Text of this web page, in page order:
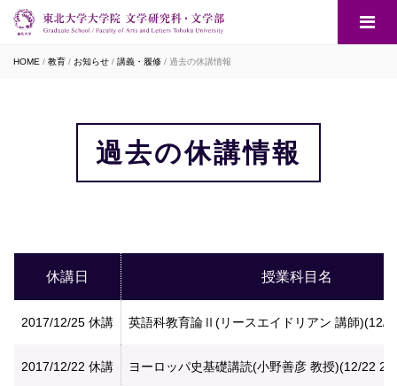
HOME 教育 お知らせ 講義・履修 過去の休講情報
過去の休講情報
休講日 授業科目名
2017/12/25 休講 英語科教育論Ⅱ(リースエイドリアン 講師)(12/
2017/12/22 休講 ヨーロッパ史基礎講読(小野善彦 教授)(12/22 2